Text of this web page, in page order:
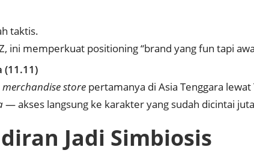
taktis.
ini memperkuat positioning “brand yang fun tapi
(11.11)
merchandise store pertamanya di Asia Tenggara
— akses langsung ke karakter yang sudah dicintai
Jadi Simbiosis